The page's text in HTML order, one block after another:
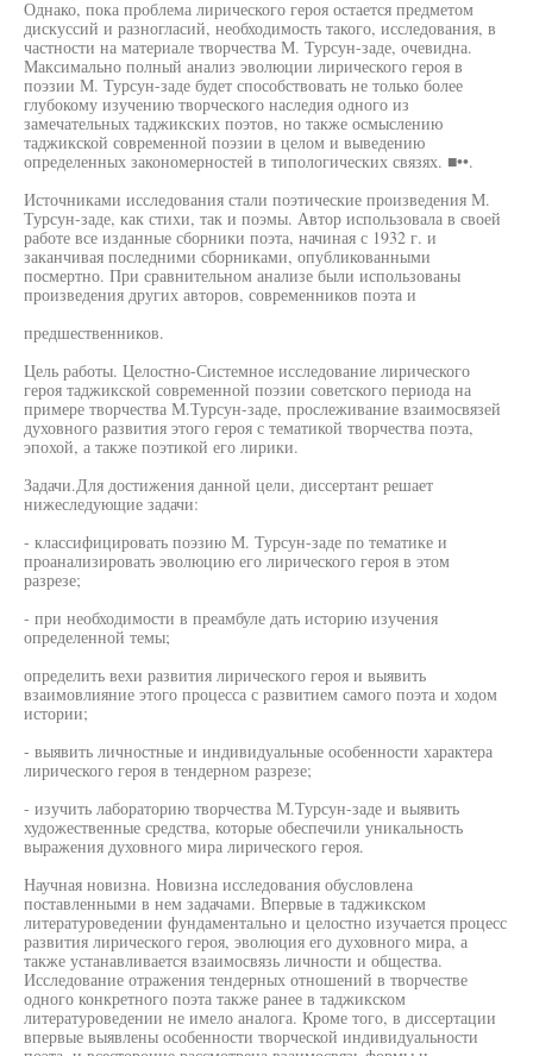
Однако, пока проблема лирического героя остается предметом
дискуссий и разногласий, необходимость такого, исследования, в
частности на материале творчества М. Турсун-заде, очевидна.
Максимально полный анализ эволюции лирического героя в
поэзии М. Турсун-заде будет способствовать не только более
глубокому изучению творческого наследия одного из
замечательных таджикских поэтов, но также осмыслению
таджикской современной поэзии в целом и выведению
определенных закономерностей в типологических связях. ■••.
Источниками исследования стали поэтические произведения М.
Турсун-заде, как стихи, так и поэмы. Автор использовала в своей
работе все изданные сборники поэта, начиная с 1932 г. и
заканчивая последними сборниками, опубликованными
посмертно. При сравнительном анализе были использованы
произведения других авторов, современников поэта и
предшественников.
Цель работы. Целостно-Системное исследование лирического
героя таджикской современной поэзии советского периода на
примере творчества М.Турсун-заде, прослеживание взаимосвязей
духовного развития этого героя с тематикой творчества поэта,
эпохой, а также поэтикой его лирики.
Задачи.Для достижения данной цели, диссертант решает
нижеследующие задачи:
- классифицировать поэзию М. Турсун-заде по тематике и
проанализировать эволюцию его лирического героя в этом
разрезе;
- при необходимости в преамбуле дать историю изучения
определенной темы;
определить вехи развития лирического героя и выявить
взаимовлияние этого процесса с развитием самого поэта и ходом
истории;
- выявить личностные и индивидуальные особенности характера
лирического героя в тендерном разрезе;
- изучить лабораторию творчества М.Турсун-заде и выявить
художественные средства, которые обеспечили уникальность
выражения духовного мира лирического героя.
Научная новизна. Новизна исследования обусловлена
поставленными в нем задачами. Впервые в таджикском
литературоведении фундаментально и целостно изучается процесс
развития лирического героя, эволюция его духовного мира, а
также устанавливается взаимосвязь личности и общества.
Исследование отражения тендерных отношений в творчестве
одного конкретного поэта также ранее в таджикском
литературоведении не имело аналога. Кроме того, в диссертации
впервые выявлены особенности творческой индивидуальности